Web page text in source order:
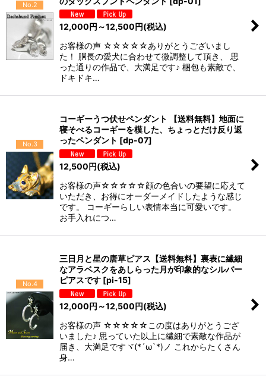
No.2
12,000円 ～12,500円(税込)
お客様の声 ☆☆☆☆☆ありがとうございまし
た！ 胴長の愛犬に合わせて微調整して頂き、 思
った通りの作品で、大満足です♪ 梱包も素敵で、
ドキドキ…
No.3
コーギーうつ伏せペンダント 【送料無料】地面に
寝そべるコーギーを模した、ちょっとだけ反り返
ったペンダント [dp-07]
12,500円(税込)
お客様の声☆☆☆☆☆顔の色合いの要望に応えて
いただき、お得にオーダーメイドしたような感じ
です。 コーギーらしい表情本当に可愛いです。
お手入れにつ…
No.4
三日月と星の唐草ピアス【送料無料】裏表に繊細
なアラベスクをあしらった月が印象的なシルバー
ピアスです [pi-15]
12,000円 ～12,500円(税込)
お客様の声 ☆☆☆☆☆この度はありがとうござ
いました♪ 思っていた以上に繊細で素敵な作品が
届き、大満足ですヾ(*´ω`*)ノ これからたくさん
身…